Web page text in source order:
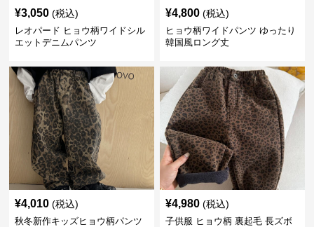
¥3,050 (税込)
レオパード ヒョウ柄ワイドシル
エットデニムパンツ
¥4,800 (税込)
ヒョウ柄ワイドパンツ ゆったり
韓国風ロング丈
¥4,010 (税込)
秋冬新作キッズヒョウ柄パンツ
¥4,980 (税込)
子供服 ヒョウ柄 裏起毛 長ズボ